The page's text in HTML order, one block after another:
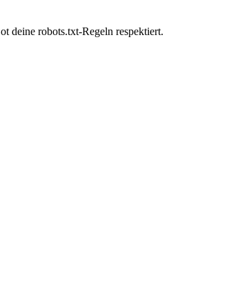
deine robots.txt-Regeln respektiert.